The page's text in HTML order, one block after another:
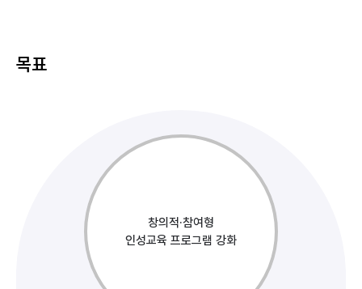
목표
창의적·참여형
인성교육 프로그램 강화